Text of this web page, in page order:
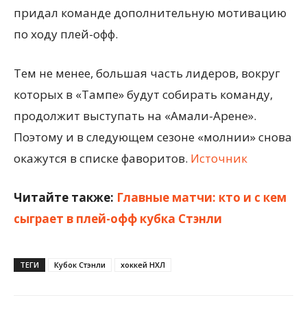
придал команде дополнительную мотивацию
по ходу плей-офф.
Тем не менее, большая часть лидеров, вокруг
которых в «Тампе» будут собирать команду,
продолжит выступать на «Амали-Арене».
Поэтому и в следующем сезоне «молнии» снова
окажутся в списке фаворитов. Источник
Читайте также: Главные матчи: кто и с кем
сыграет в плей-офф кубка Стэнли
ТЕГИ Кубок Стэнли хоккей НХЛ